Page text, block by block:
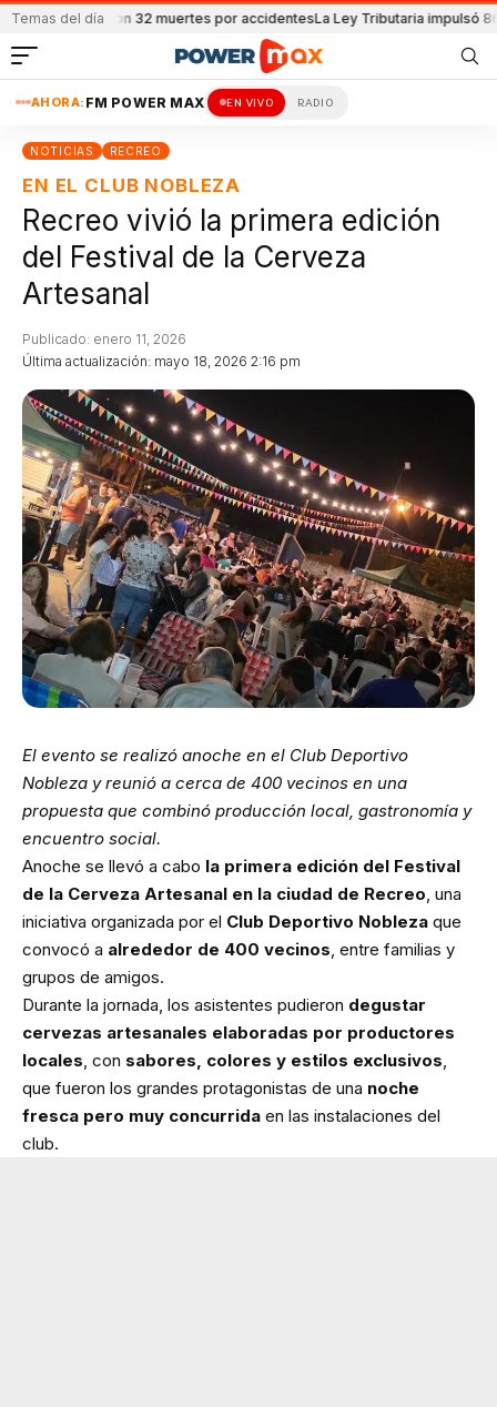
Temas del día
reportaron 32 muertes por accidentesLa Ley Tributaria impulsó 8600
AHORA: FM POWER MAX EN VIVO RADIO
NOTICIAS RECREO
EN EL CLUB NOBLEZA
Recreo vivió la primera edición
del Festival de la Cerveza
Artesanal
Última actualización: mayo 18, 2026 2:16 pm
Publicado: enero 11, 2026
El evento se realizó anoche en el Club Deportivo
Nobleza y reunió a cerca de 400 vecinos en una
propuesta que combinó producción local, gastronomía y
encuentro social.
Anoche se llevó a cabo la primera edición del Festival
de la Cerveza Artesanal en la ciudad de Recreo, una
iniciativa organizada por el Club Deportivo Nobleza que
convocó a alrededor de 400 vecinos, entre familias y
grupos de amigos.
Durante la jornada, los asistentes pudieron degustar
cervezas artesanales elaboradas por productores
locales, con sabores, colores y estilos exclusivos,
que fueron los grandes protagonistas de una noche
fresca pero muy concurrida en las instalaciones del
club.